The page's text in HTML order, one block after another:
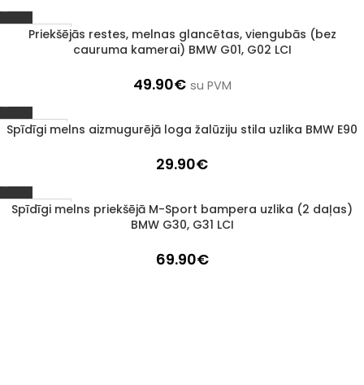
1–3 D. D.
Priekšējās restes, melnas glancētas, viengubās (bez
cauruma kamerai) BMW G01, G02 LCI
49.90€ su PVM
IZPĀRDOTS
Spīdīgi melns aizmugurējā loga žalūziju stila uzlika BMW E90
29.90€
1–3 D. D.
Spīdīgi melns priekšējā M-Sport bampera uzlika (2 daļas)
BMW G30, G31 LCI
69.90€